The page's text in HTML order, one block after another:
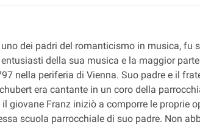
dei padri del romanticismo in musica, fu
della sua musica e la maggior
nella periferia di Vienna. Suo padre e il
era cantante in un coro della
giovane Franz iniziò a comporre le proprie
scuola parrocchiale di suo padre. Non